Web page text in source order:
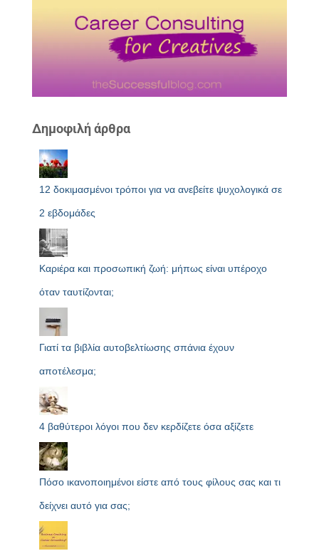
Δημοφιλή άρθρα
12 δοκιμασμένοι τρόποι για να ανεβείτε ψυχολογικά σε
2 εβδομάδες
Καριέρα και προσωπική ζωή: μήπως είναι υπέροχο
όταν ταυτίζονται;
Γιατί τα βιβλία αυτοβελτίωσης σπάνια έχουν
αποτέλεσμα;
4 βαθύτεροι λόγοι που δεν κερδίζετε όσα αξίζετε
Πόσο ικανοποιημένοι είστε από τους φίλους σας και τι
δείχνει αυτό για σας;